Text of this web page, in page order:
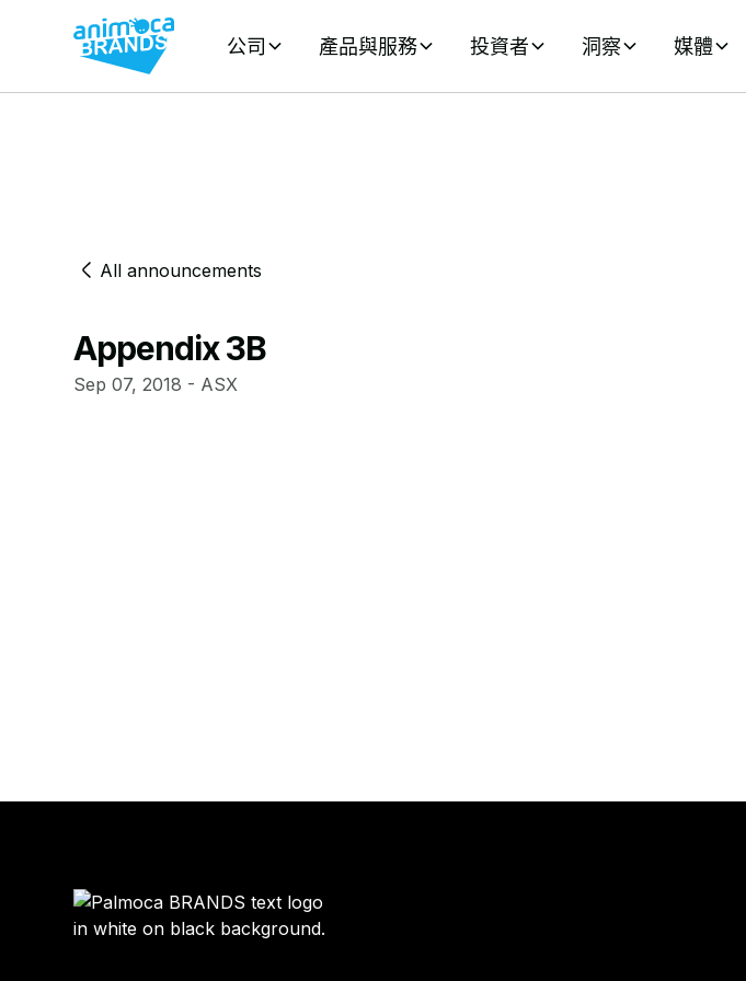
公司 產品與服務 投資者 洞察 媒體
All announcements
Appendix 3B
Sep 07, 2018 - ASX